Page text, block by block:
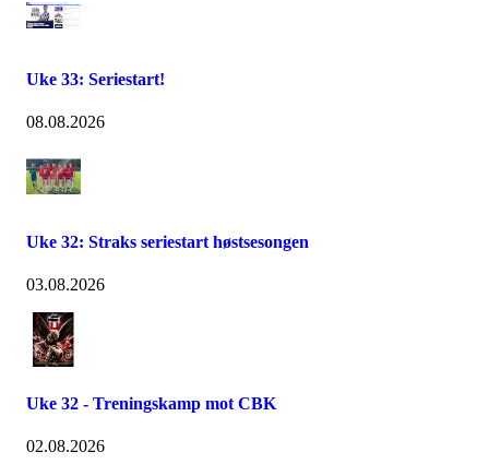
Uke 33: Seriestart!
08.08.2026
Uke 32: Straks seriestart høstsesongen
03.08.2026
Uke 32 - Treningskamp mot CBK
02.08.2026